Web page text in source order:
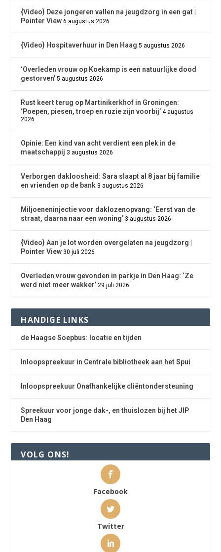
{Video} Deze jongeren vallen na jeugdzorg in een gat |
Pointer View 6 augustus 2026
{Video} Hospitaverhuur in Den Haag 5 augustus 2026
‘Overleden vrouw op Koekamp is een natuurlijke dood
gestorven’ 5 augustus 2026
Rust keert terug op Martinikerkhof in Groningen:
‘Poepen, piesen, troep en ruzie zijn voorbij’ 4 augustus
2026
Opinie: Een kind van acht verdient een plek in de
maatschappij 3 augustus 2026
Verborgen dakloosheid: Sara slaapt al 8 jaar bij familie
en vrienden op de bank 3 augustus 2026
Miljoeneninjectie voor daklozenopvang: ‘Eerst van de
straat, daarna naar een woning’ 3 augustus 2026
{Video} Aan je lot worden overgelaten na jeugdzorg |
Pointer View 30 juli 2026
Overleden vrouw gevonden in parkje in Den Haag: ‘Ze
werd niet meer wakker’ 29 juli 2026
HANDIGE LINKS
de Haagse Soepbus: locatie en tijden
Inloopspreekuur in Centrale bibliotheek aan het Spui
Inloopspreekuur Onafhankelijke cliëntondersteuning
Spreekuur voor jonge dak-, en thuislozen bij het JIP
Den Haag
VOLG ONS!
Facebook
Twitter